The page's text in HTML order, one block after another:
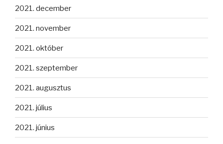
2021. december
2021. november
2021. október
2021. szeptember
2021. augusztus
2021. július
2021. június